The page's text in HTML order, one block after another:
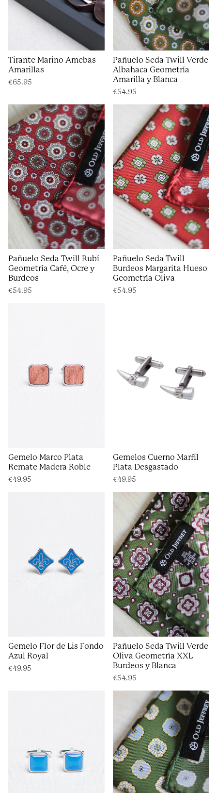
Tirante Marino Amebas
Amarillas
€65.95
Pañuelo Seda Twill Verde
Albahaca Geometría
Amarilla y Blanca
€54.95
Pañuelo Seda Twill Rubí
Geometría Café, Ocre y
Burdeos
€54.95
Pañuelo Seda Twill
Burdeos Margarita Hueso
Geometría Oliva
€54.95
Gemelo Marco Plata
Remate Madera Roble
€49.95
Gemelos Cuerno Marfil
Plata Desgastado
€49.95
Gemelo Flor de Lis Fondo
Azul Royal
€49.95
Pañuelo Seda Twill Verde
Oliva Geometría XXL
Burdeos y Blanca
€54.95